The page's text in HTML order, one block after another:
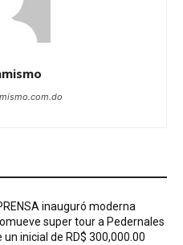
inauguró moderna
super tour a Pedernales
un inicial de RD$ 300,000.00